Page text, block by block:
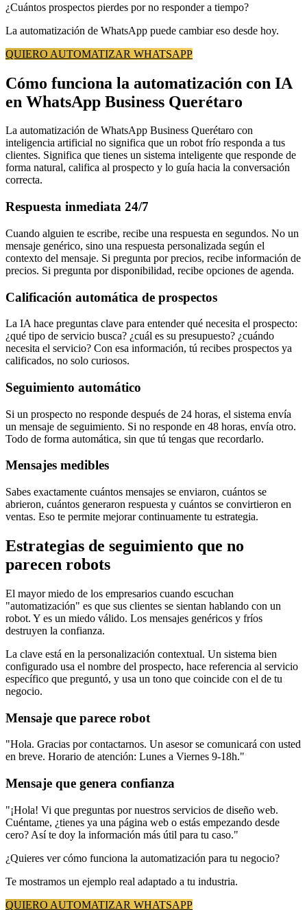
¿Cuántos prospectos pierdes por no responder a tiempo?
La automatización de WhatsApp puede cambiar eso desde hoy.
QUIERO AUTOMATIZAR WHATSAPP
Cómo funciona la automatización con IA
en WhatsApp Business Querétaro
La automatización de WhatsApp Business Querétaro con
inteligencia artificial no significa que un robot frío responda a tus
clientes. Significa que tienes un sistema inteligente que responde de
forma natural, califica al prospecto y lo guía hacia la conversación
correcta.
Respuesta inmediata 24/7
Cuando alguien te escribe, recibe una respuesta en segundos. No un
mensaje genérico, sino una respuesta personalizada según el
contexto del mensaje. Si pregunta por precios, recibe información de
precios. Si pregunta por disponibilidad, recibe opciones de agenda.
Calificación automática de prospectos
La IA hace preguntas clave para entender qué necesita el prospecto:
¿qué tipo de servicio busca? ¿cuál es su presupuesto? ¿cuándo
necesita el servicio? Con esa información, tú recibes prospectos ya
calificados, no solo curiosos.
Seguimiento automático
Si un prospecto no responde después de 24 horas, el sistema envía
un mensaje de seguimiento. Si no responde en 48 horas, envía otro.
Todo de forma automática, sin que tú tengas que recordarlo.
Mensajes medibles
Sabes exactamente cuántos mensajes se enviaron, cuántos se
abrieron, cuántos generaron respuesta y cuántos se convirtieron en
ventas. Eso te permite mejorar continuamente tu estrategia.
Estrategias de seguimiento que no
parecen robots
El mayor miedo de los empresarios cuando escuchan
"automatización" es que sus clientes se sientan hablando con un
robot. Y es un miedo válido. Los mensajes genéricos y fríos
destruyen la confianza.
La clave está en la personalización contextual. Un sistema bien
configurado usa el nombre del prospecto, hace referencia al servicio
específico que preguntó, y usa un tono que coincide con el de tu
negocio.
Mensaje que parece robot
"Hola. Gracias por contactarnos. Un asesor se comunicará con usted
en breve. Horario de atención: Lunes a Viernes 9-18h."
Mensaje que genera confianza
"¡Hola! Vi que preguntas por nuestros servicios de diseño web.
Cuéntame, ¿tienes ya una página web o estás empezando desde
cero? Así te doy la información más útil para tu caso."
¿Quieres ver cómo funciona la automatización para tu negocio?
Te mostramos un ejemplo real adaptado a tu industria.
QUIERO AUTOMATIZAR WHATSAPP